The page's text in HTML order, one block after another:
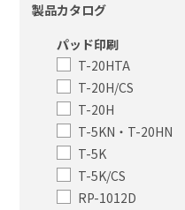
製品カタログ
パッド印刷
T-20HTA
T-20H/CS
T-20H
T-5KN・T-20HN
T-5K
T-5K/CS
RP-1012D